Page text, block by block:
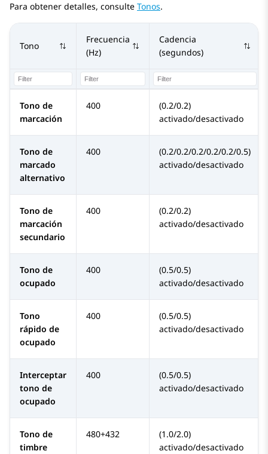
Para obtener detalles, consulte Tonos.
Tono
Frecuencia
(Hz)
Cadencia
(segundos)
Tono de
marcación
400
(0.2/0.2)
activado/desactivado
Tono de
marcado
alternativo
400
(0.2/0.2/0.2/0.2/0.2/0.5)
activado/desactivado
Tono de
marcación
secundario
400
(0.2/0.2)
activado/desactivado
Tono de
ocupado
400
(0.5/0.5)
activado/desactivado
Tono
rápido de
ocupado
400
(0.5/0.5)
activado/desactivado
Interceptar
tono de
ocupado
400
(0.5/0.5)
activado/desactivado
Tono de
timbre
480+432
(1.0/2.0)
activado/desactivado